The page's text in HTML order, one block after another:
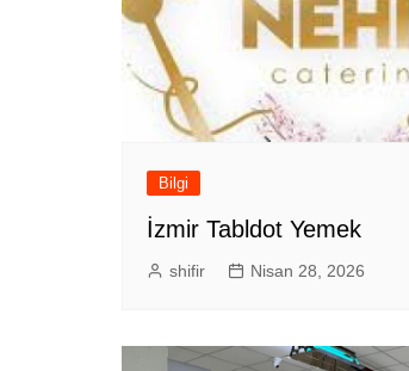
Bilgi
İzmir Tabldot Yemek
shifir Nisan 28, 2026